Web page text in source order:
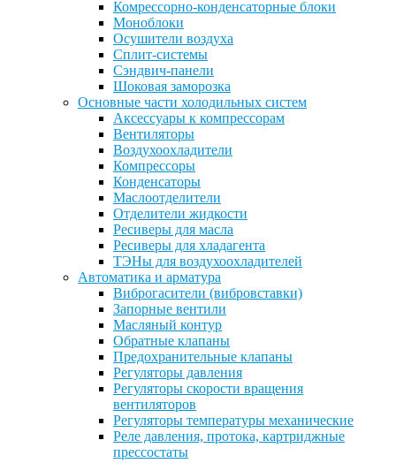
Комрессорно-конденсаторные блоки
Моноблоки
Осушители воздуха
Сплит-системы
Сэндвич-панели
Шоковая заморозка
Основные части холодильных систем
Аксессуары к компрессорам
Вентиляторы
Воздухоохладители
Компрессоры
Конденсаторы
Маслоотделители
Отделители жидкости
Ресиверы для масла
Ресиверы для хладагента
ТЭНы для воздухоохладителей
Автоматика и арматура
Виброгасители (вибровставки)
Запорные вентили
Масляный контур
Обратные клапаны
Предохранительные клапаны
Регуляторы давления
Регуляторы скорости вращения
вентиляторов
Регуляторы температуры механические
Реле давления, протока, картриджные
прессостаты